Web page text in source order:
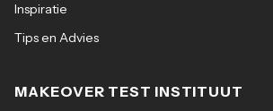
Inspiratie
Tips en Advies
MAKEOVER TEST INSTITUUT